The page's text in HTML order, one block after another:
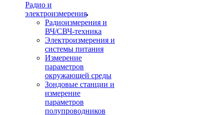
Радио и
электроизмерения
Радиоизмерения и
ВЧ/СВЧ-техника
Электроизмерения и
системы питания
Измерение
параметров
окружающей среды
Зондовые станции и
измерение
параметров
полупроводников